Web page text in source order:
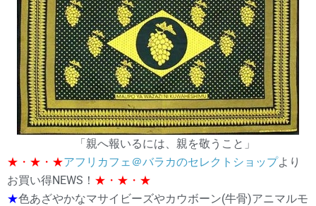
「親へ報いるには、親を敬うこと」
★・★・★アフリカフェ＠バラカのセレクトショップより
お買い得NEWS！ ★・★・★
★色あざやかなマサイビーズやカウボーン(牛骨)アニマルモ